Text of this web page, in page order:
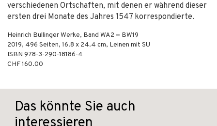
verschiedenen Ortschaften, mit denen er während dieser
ersten drei Monate des Jahres 1547 korrespondierte.
Heinrich Bullinger Werke, Band WA2 = BW19
2019, 496 Seiten, 16.8 x 24.4 cm, Leinen mit SU
ISBN 978-3-290-18186-4
CHF 160.00
Das könnte Sie auch